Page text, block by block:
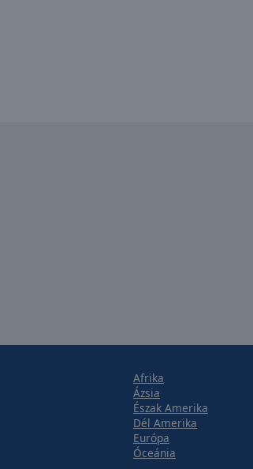
Afrika
Ázsia
Észak Amerika
Dél Amerika
Európa
Óceánia